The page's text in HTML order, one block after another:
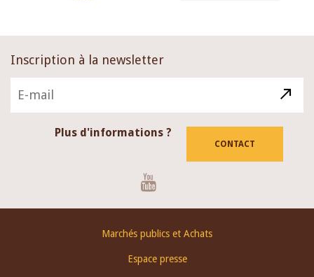
Inscription à la newsletter
Plus d'informations ?
CONTACT
Marchés publics et Achats
Espace presse